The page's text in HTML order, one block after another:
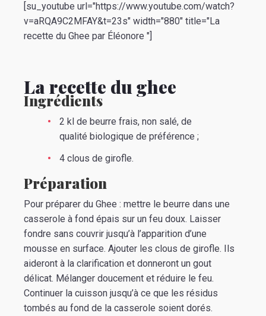
[su_youtube url="https://www.youtube.com/watch?
v=aRQA9C2MFAY&t=23s" width="880" title="La
recette du Ghee par Éléonore "]
La recette du ghee
Ingrédients
2 kl de beurre frais, non salé, de
qualité biologique de préférence ;
4 clous de girofle.
Préparation
Pour préparer du Ghee : mettre le beurre dans une
casserole à fond épais sur un feu doux. Laisser
fondre sans couvrir jusqu’à l’apparition d’une
mousse en surface. Ajouter les clous de girofle. Ils
aideront à la clarification et donneront un gout
délicat. Mélanger doucement et réduire le feu.
Continuer la cuisson jusqu’à ce que les résidus
tombés au fond de la casserole soient dorés.